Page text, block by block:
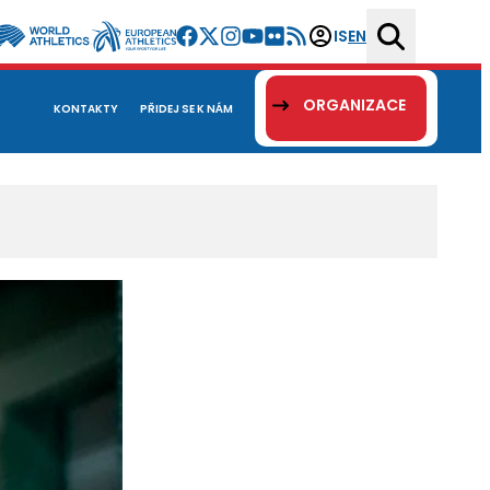
ISEN
KONTAKTY PŘIDEJ SE K NÁM ORGANIZACE